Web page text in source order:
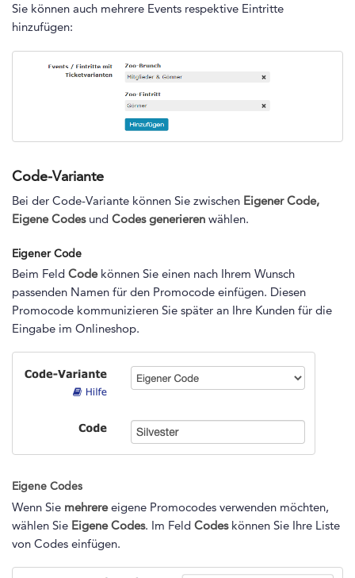
Sie können auch mehrere Events respektive Eintritte
hinzufügen:
Code-Variante
Bei der Code-Variante können Sie zwischen Eigener Code,
Eigene Codesund Codes generieren wählen.
Eigener Code
Beim Feld Codekönnen Sie einen nach Ihrem Wunsch
passenden Namen für den Promocode einfügen. Diesen
Promocode kommunizieren Sie später an Ihre Kunden für die
Eingabe im Onlineshop.
Eigene Codes
Wenn Sie mehrereeigene Promocodes verwenden möchten,
wählen Sie Eigene Codes. Im Feld Codes können Sie Ihre Liste
von Codes einfügen.